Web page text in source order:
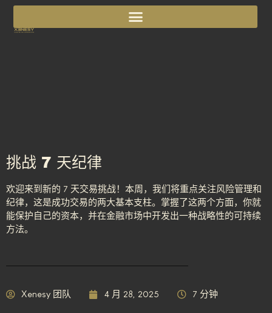
挑战 7 天纪律
欢迎来到新的 7 天交易挑战！本周，我们将重点关注风险管理和
纪律，这是成功交易的两大基本支柱。掌握了这两个方面，你就
能保护自己的资本，并在金融市场中开发出一种战略性的可持续
方法。
Xenesy 团队 4 月 28, 2025 7 分钟